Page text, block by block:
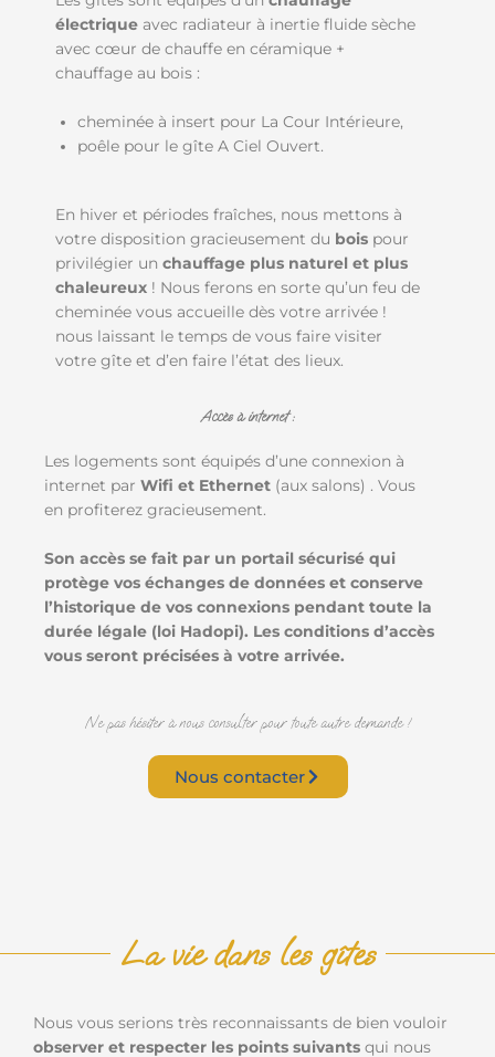
électrique avec radiateur à inertie fluide sèche
avec cœur de chauffe en céramique +
chauffage au bois :
cheminée à insert pour La Cour Intérieure,
poêle pour le gîte A Ciel Ouvert.
En hiver et périodes fraîches, nous mettons à
votre disposition gracieusement du bois pour
privilégier un chauffage plus naturel et plus
chaleureux ! Nous ferons en sorte qu’un feu de
cheminée vous accueille dès votre arrivée !
nous laissant le temps de vous faire visiter
votre gîte et d’en faire l’état des lieux.
Accès à internet :
Les logements sont équipés d’une connexion à
internet par Wifi et Ethernet (aux salons) . Vous
en profiterez gracieusement.
Son accès se fait par un portail sécurisé qui
protège vos échanges de données et conserve
l’historique de vos connexions pendant toute la
durée légale (loi Hadopi). Les conditions d’accès
vous seront précisées à votre arrivée.
Ne pas hésiter à nous consulter pour toute autre demande !
Nous contacter
La vie dans les gîtes
Nous vous serions très reconnaissants de bien vouloir
observer et respecter les points suivants qui nous